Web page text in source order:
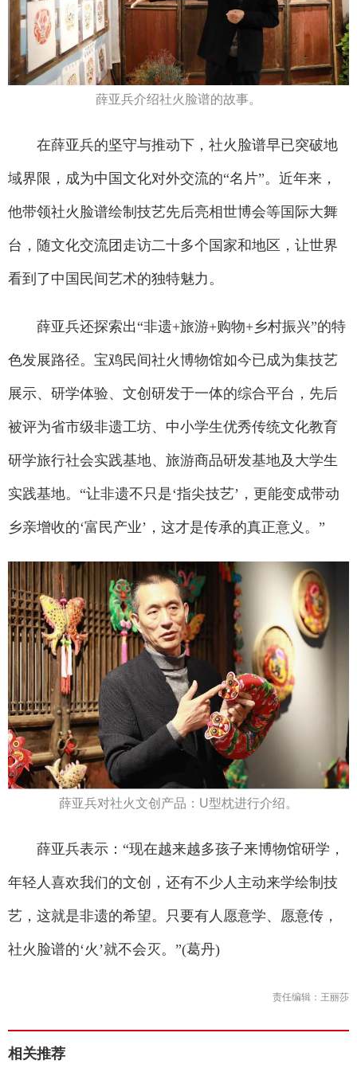
薛亚兵介绍社火脸谱的故事。
在薛亚兵的坚守与推动下，社火脸谱早已突破地
域界限，成为中国文化对外交流的“名片”。近年来，
他带领社火脸谱绘制技艺先后亮相世博会等国际大舞
台，随文化交流团走访二十多个国家和地区，让世界
看到了中国民间艺术的独特魅力。
薛亚兵还探索出“非遗+旅游+购物+乡村振兴”的特
色发展路径。宝鸡民间社火博物馆如今已成为集技艺
展示、研学体验、文创研发于一体的综合平台，先后
被评为省市级非遗工坊、中小学生优秀传统文化教育
研学旅行社会实践基地、旅游商品研发基地及大学生
实践基地。“让非遗不只是‘指尖技艺’，更能变成带动
乡亲增收的‘富民产业’，这才是传承的真正意义。”
薛亚兵对社火文创产品：U型枕进行介绍。
薛亚兵表示：“现在越来越多孩子来博物馆研学，
年轻人喜欢我们的文创，还有不少人主动来学绘制技
艺，这就是非遗的希望。只要有人愿意学、愿意传，
社火脸谱的‘火’就不会灭。”(葛丹)
责任编辑：王丽莎
相关推荐